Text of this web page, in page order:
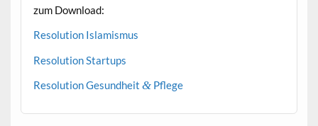
zum Download:
Res­o­lu­tion Islamismus
Res­o­lu­tion Startups
Res­o­lu­tion Gesund­heit &Pflege